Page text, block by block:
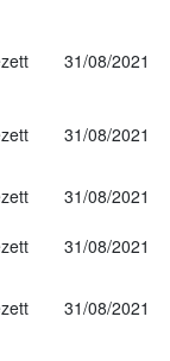
31/08/2021
31/08/2021
31/08/2021
31/08/2021
31/08/2021